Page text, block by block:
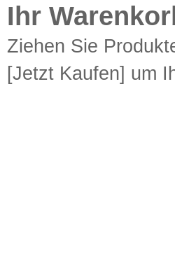
Ihr
Ziehen Sie
[Jetzt Kaufen] um